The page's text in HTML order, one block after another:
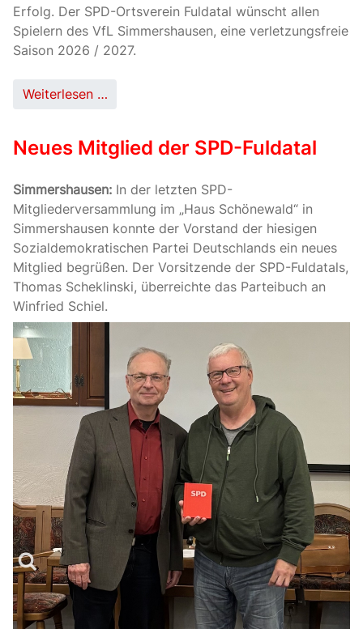
Erfolg. Der SPD-Ortsverein Fuldatal wünscht allen
Spielern des VfL Simmershausen, eine verletzungsfreie
Saison 2026 / 2027.
Weiterlesen …
Neues Mitglied der SPD-Fuldatal
Simmershausen: In der letzten SPD-
Mitgliederversammlung im „Haus Schönewald“ in
Simmershausen konnte der Vorstand der hiesigen
Sozialdemokratischen Partei Deutschlands ein neues
Mitglied begrüßen. Der Vorsitzende der SPD-Fuldatals,
Thomas Scheklinski, überreichte das Parteibuch an
Winfried Schiel.